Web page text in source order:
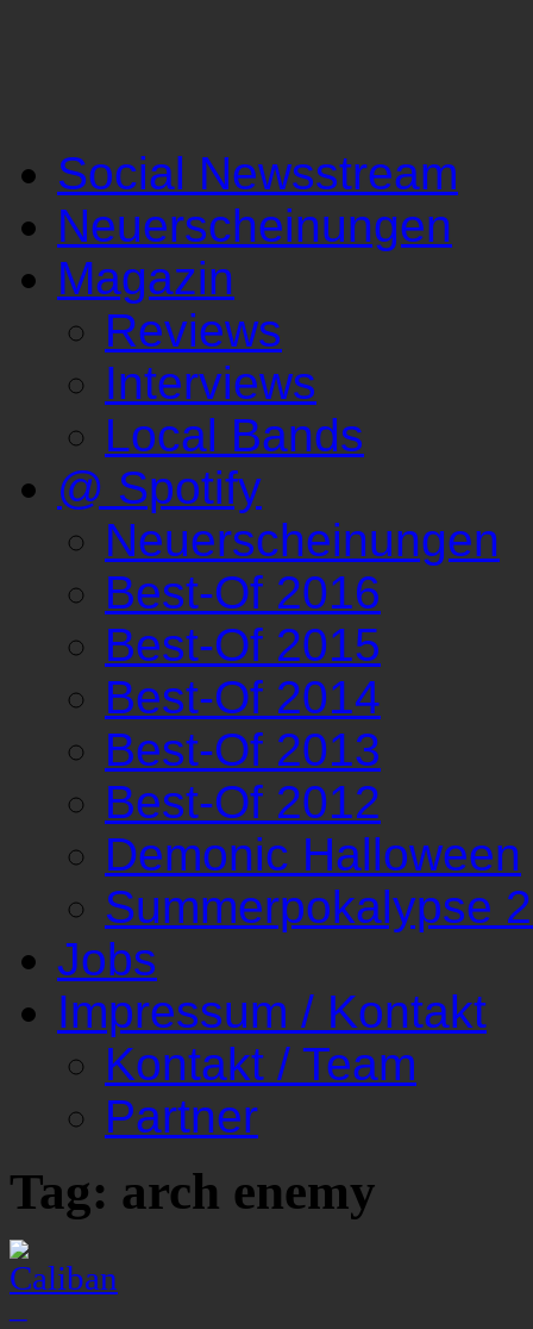
Social Newsstream
Neuerscheinungen
Magazin
Reviews
Interviews
Local Bands
@ Spotify
Neuerscheinungen
Best-Of 2016
Best-Of 2015
Best-Of 2014
Best-Of 2013
Best-Of 2012
Demonic Halloween
Summerpokalypse
Jobs
Impressum / Kontakt
Kontakt / Team
Partner
Tag: arch enemy